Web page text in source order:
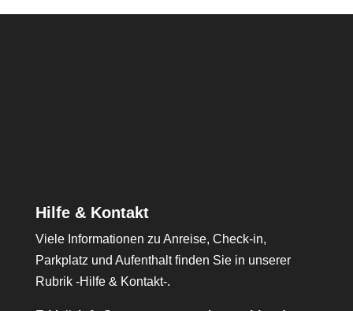
Hilfe & Kontakt
Viele Informationen zu Anreise, Check-in,
Parkplatz und Aufenthalt finden Sie in unserer
Rubrik -Hilfe & Kontakt-.